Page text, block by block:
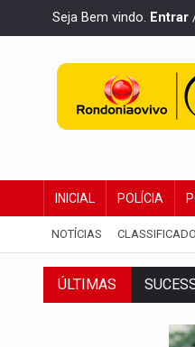
Seja Bem vindo. Entrar
INICIAL POLÍCIA
NOTÍCIAS
ÚLTIMAS